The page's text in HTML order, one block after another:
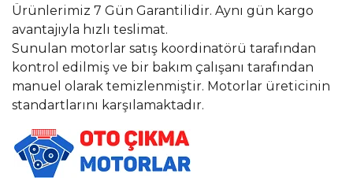
Ürünlerimiz 7 Gün Garantilidir. Aynı gün kargo
avantajıyla hızlı teslimat.
Sunulan motorlar satış koordinatörü tarafından
kontrol edilmiş ve bir bakım çalışanı tarafından
manuel olarak temizlenmiştir. Motorlar üreticinin
standartlarını karşılamaktadır.